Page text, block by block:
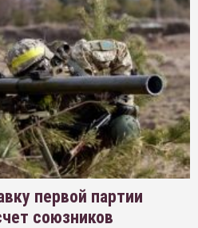
первой партии
союзников